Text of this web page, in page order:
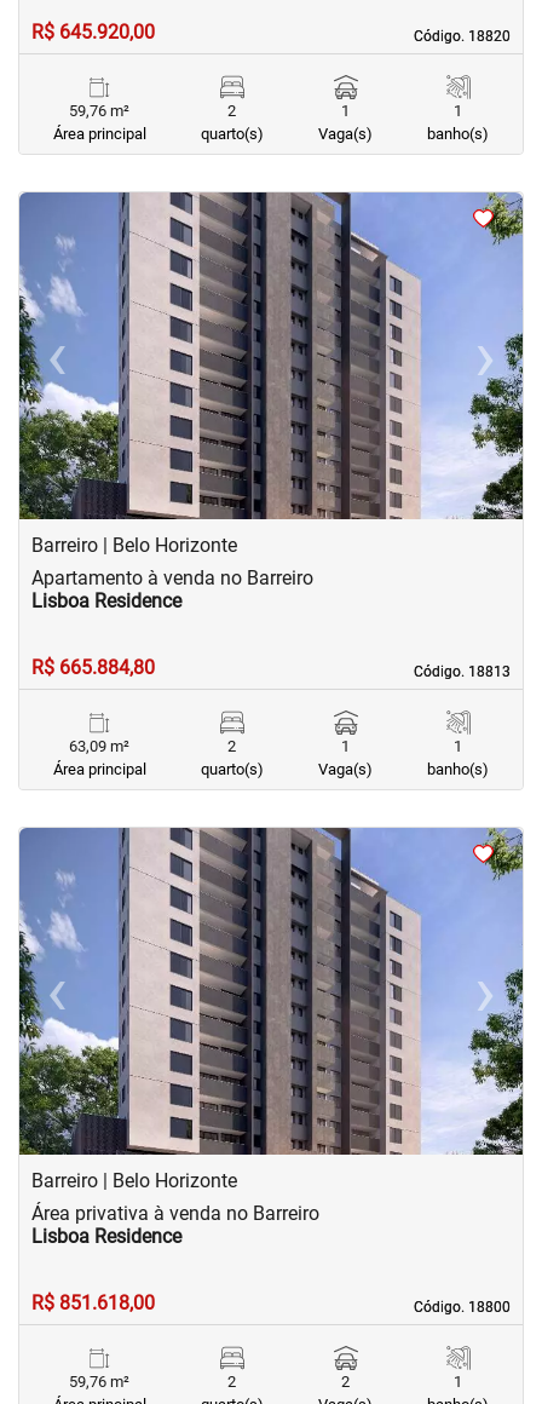
Código. 18820
Código. 18820
R$ 645.920,00
59,76 m²
Área principal
2
quarto(s)
1
Vaga(s)
1
banho(s)
<
‹Previous ›
Next
Barreiro | Belo Horizonte
Código. 18813
Código. 18813
Apartamento à venda no Barreiro
Lisboa Residence
R$ 665.884,80
63,09 m²
Área principal
2
quarto(s)
1
Vaga(s)
1
banho(s)
<
‹Previous ›
Next
Barreiro | Belo Horizonte
Código. 18800
Código. 18800
Área privativa à venda no Barreiro
Lisboa Residence
R$ 851.618,00
59,76 m²
2
2
1